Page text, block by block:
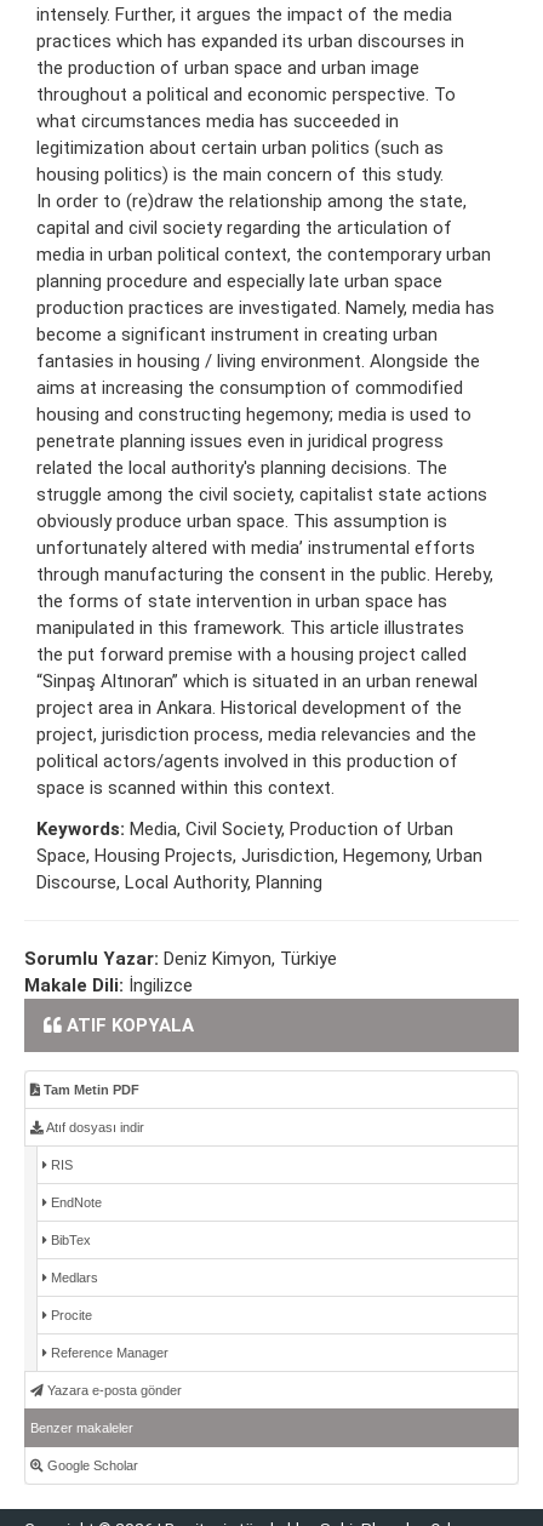
intensely. Further, it argues the impact of the media
practices which has expanded its urban discourses in
the production of urban space and urban image
throughout a political and economic perspective. To
what circumstances media has succeeded in
legitimization about certain urban politics (such as
housing politics) is the main concern of this study.
In order to (re)draw the relationship among the state,
capital and civil society regarding the articulation of
media in urban political context, the contemporary urban
planning procedure and especially late urban space
production practices are investigated. Namely, media has
become a significant instrument in creating urban
fantasies in housing / living environment. Alongside the
aims at increasing the consumption of commodified
housing and constructing hegemony; media is used to
penetrate planning issues even in juridical progress
related the local authority's planning decisions. The
struggle among the civil society, capitalist state actions
obviously produce urban space. This assumption is
unfortunately altered with media’ instrumental efforts
through manufacturing the consent in the public. Hereby,
the forms of state intervention in urban space has
manipulated in this framework. This article illustrates
the put forward premise with a housing project called
“Sinpaş Altınoran” which is situated in an urban renewal
project area in Ankara. Historical development of the
project, jurisdiction process, media relevancies and the
political actors/agents involved in this production of
space is scanned within this context.
Keywords: Media, Civil Society, Production of Urban
Space, Housing Projects, Jurisdiction, Hegemony, Urban
Discourse, Local Authority, Planning
Sorumlu Yazar: Deniz Kimyon, Türkiye
Makale Dili: İngilizce
ATIF KOPYALA
Tam Metin PDF
Atıf dosyası indir
RIS
EndNote
BibTex
Medlars
Procite
Reference Manager
Yazara e-posta gönder
Benzer makaleler
Google Scholar